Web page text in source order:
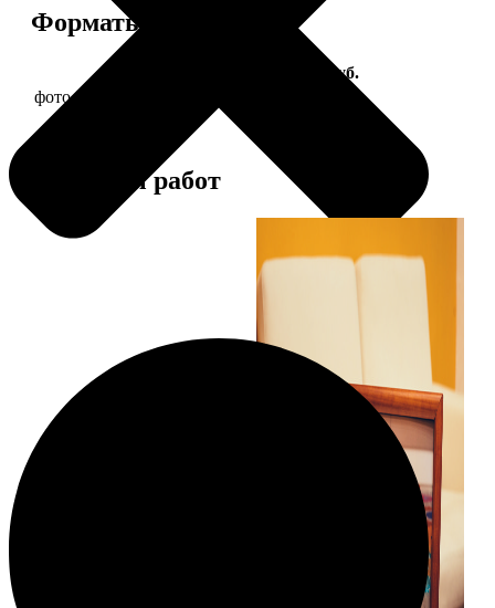
Форматы и цены
Цена, руб.
фото 20х20 в деревянной рамке
Примеры работ